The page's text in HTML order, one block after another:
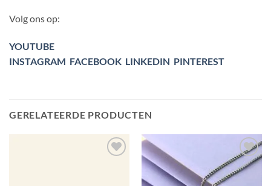
Volg ons op:
YOUTUBE
INSTAGRAM FACEBOOK LINKEDIN PINTEREST
GERELATEERDE PRODUCTEN
Toevoegen
aan
verlanglijst